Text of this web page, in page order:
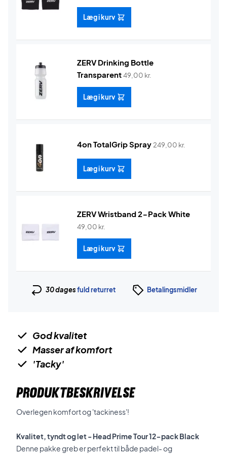
Læg i kurv
ZERV Drinking Bottle
Transparent49,00 kr.
Læg i kurv
4on TotalGrip Spray 249,00 kr.
Læg i kurv
ZERV Wristband 2-Pack White
49,00 kr.
Læg i kurv
30 dagesfuld returret Betalingsmidler
God kvalitet
Masser af komfort
'Tacky'
PRODUKTBESKRIVELSE
Overlegen komfort og 'tackiness'!
Kvalitet, tyndt og let - Head Prime Tour 12-pack Black
Denne pakke greb er perfekt til både padel- og